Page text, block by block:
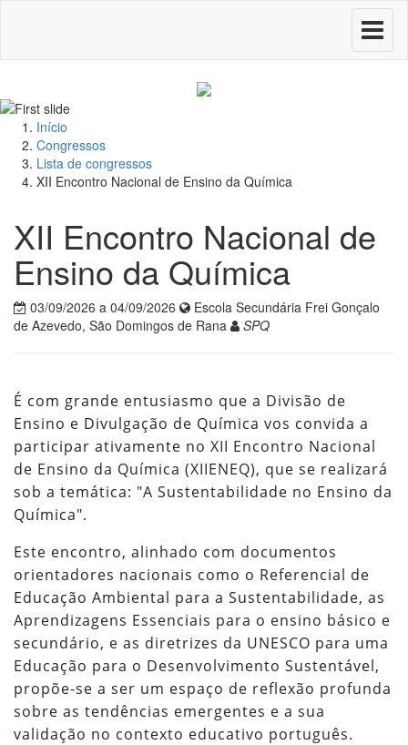
Toggle
Início
Congressos
Lista de congressos
XII Encontro Nacional de Ensino da Química
XII Encontro Nacional de
Ensino da Química
03/09/2026 a 04/09/2026
Escola Secundária Frei Gonçalo
de Azevedo, São Domingos de Rana
SPQ
É com grande entusiasmo que a Divisão de
Ensino e Divulgação de Química vos convida a
participar ativamente no XII Encontro Nacional
de Ensino da Química (XIIENEQ), que se realizará
sob a temática: "A Sustentabilidade no Ensino da
Química".
Este encontro, alinhado com documentos
orientadores nacionais como o Referencial de
Educação Ambiental para a Sustentabilidade, as
Aprendizagens Essenciais para o ensino básico e
secundário, e as diretrizes da UNESCO para uma
Educação para o Desenvolvimento Sustentável,
propõe-se a ser um espaço de reflexão profunda
sobre as tendências emergentes e a sua
validação no contexto educativo português.